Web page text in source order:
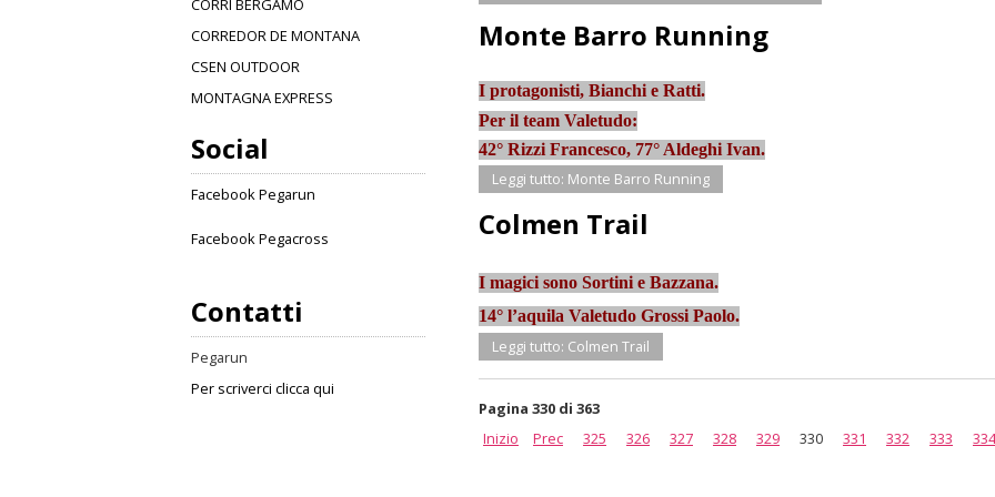
CORRI BERGAMO
CORREDOR DE MONTANA
CSEN OUTDOOR
MONTAGNA EXPRESS
Social
Facebook Pegarun
Facebook Pegacross
Contatti
Pegarun
Per scriverci clicca qui
Monte Barro Running
I protagonisti, Bianchi e Ratti.
Per il team Valetudo:
42° Rizzi Francesco, 77° Aldeghi Ivan.
Leggi tutto: Monte Barro Running
Colmen Trail
I magici sono Sortini e Bazzana.
14° l’aquila Valetudo Grossi Paolo.
Leggi tutto: Colmen Trail
Pagina 330 di 363
Inizio
Prec 325 326 327 328 329 330 331 332 333 334